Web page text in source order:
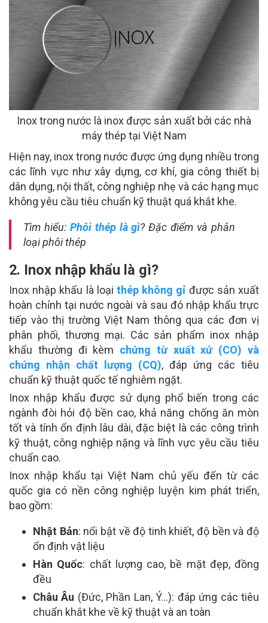
Inox trong nước là inox được sản xuất bởi các nhà
máy thép tại Việt Nam
Hiện nay, inox trong nước được ứng dụng nhiều trong
các lĩnh vực như xây dựng, cơ khí, gia công thiết bị
dân dụng, nội thất, công nghiệp nhẹ và các hạng mục
không yêu cầu tiêu chuẩn kỹ thuật quá khắt khe.
Tìm hiểu: Phôi thép là gì? Đặc điểm và phân
loại phôi thép
2. Inox nhập khẩu là gì?
Inox nhập khẩu là loại thép không gỉ được sản xuất
hoàn chỉnh tại nước ngoài và sau đó nhập khẩu trực
tiếp vào thị trường Việt Nam thông qua các đơn vị
phân phối, thương mại. Các sản phẩm inox nhập
khẩu thường đi kèm chứng từ xuất xứ (CO) và
chứng nhận chất lượng (CQ), đáp ứng các tiêu
chuẩn kỹ thuật quốc tế nghiêm ngặt.
Inox nhập khẩu được sử dụng phổ biến trong các
ngành đòi hỏi độ bền cao, khả năng chống ăn mòn
tốt và tính ổn định lâu dài, đặc biệt là các công trình
kỹ thuật, công nghiệp nặng và lĩnh vực yêu cầu tiêu
chuẩn cao.
Inox nhập khẩu tại Việt Nam chủ yếu đến từ các
quốc gia có nền công nghiệp luyện kim phát triển,
bao gồm:
Nhật Bản: nổi bật về độ tinh khiết, độ bền và độ
ổn định vật liệu
Hàn Quốc: chất lượng cao, bề mặt đẹp, đồng
đều
Châu Âu (Đức, Phần Lan, Ý…): đáp ứng các tiêu
chuẩn khắt khe về kỹ thuật và an toàn